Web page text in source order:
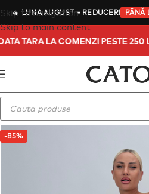
🔥 LUNA AUGUST= REDUCERI PÂNĂ
Skip to navigation
Skip to main content
TARA LA COMENZI PESTE
-85%